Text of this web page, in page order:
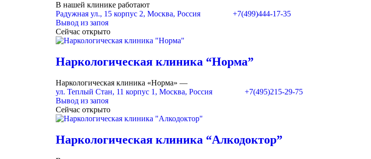
В нашей клинике работают
Радужная ул., 15 корпус 2, Москва, Россия
+7(499)444-17-35
Вывод из запоя
Сейчас открыто
Наркологическая клиника “Норма”
Наркологическая клиника «Норма» —
ул. Теплый Стан, 11 корпус 1, Москва, Россия
+7(495)215-29-75
Вывод из запоя
Сейчас открыто
Наркологическая клиника “Алкодоктор”